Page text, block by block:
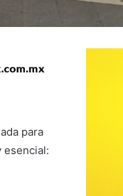
para
esencial: